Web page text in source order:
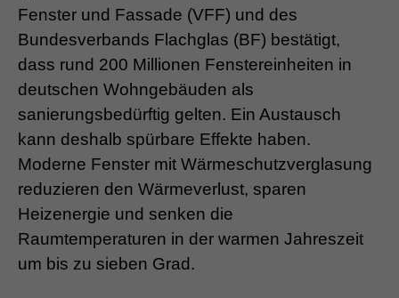
Fenster und Fassade (VFF) und des
Bundesverbands Flachglas (BF) bestätigt,
dass rund 200 Millionen Fenstereinheiten in
deutschen Wohngebäuden als
sanierungsbedürftig gelten. Ein Austausch
kann deshalb spürbare Effekte haben.
Moderne Fenster mit Wärmeschutzverglasung
reduzieren den Wärmeverlust, sparen
Heizenergie und senken die
Raumtemperaturen in der warmen Jahreszeit
um bis zu sieben Grad.